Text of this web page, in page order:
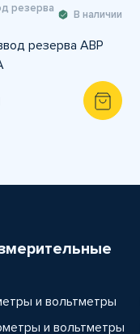
резерва
В наличии
резерва АВР
и вольтметры
и вольтметры